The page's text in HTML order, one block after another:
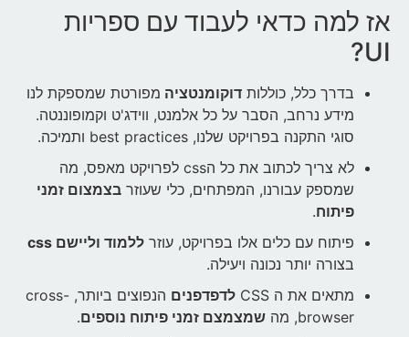
אז למה כדאי לעבוד עם ספריות
UI?
בדרך כלל, כוללות דוקומנטציה מפורטת שמספקת לנו
מידע נרחב, הסבר על כל אלמנט, ווידג'ט וקמופוננטה.
סוגי התקנה בפרויקט שלנו, best practices ותמיכה.
לא צריך לכתוב את כל הcss לפרויקט מאפס, מה
שמספק עבורנו, המפתחים, כלי שעוזר בצמצום זמני
פיתוח.
פיתוח עם כלים אלו בפרויקט, עוזר ללמוד וליישם css
בצורה יותר נכונה ויעילה.
מתאים את ה CSS
לדפדפנים
הנפוצים ביותר, cross-
browser, מה
שמצמצם זמני פיתוח נוספים.